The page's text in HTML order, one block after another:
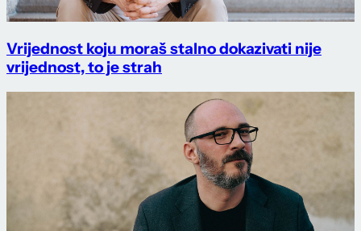
Vrijednost koju moraš stalno dokazivati nije
vrijednost, to je strah